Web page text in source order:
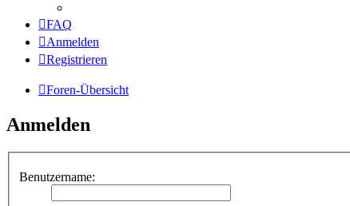
FAQ
Anmelden
Registrieren
Foren-Übersicht
Anmelden
Benutzername: